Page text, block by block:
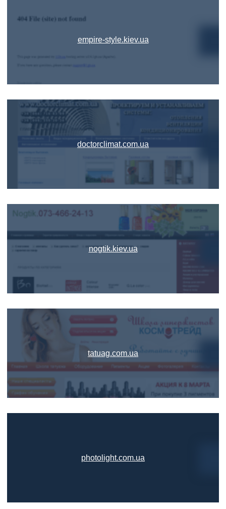
empire-style.kiev.ua
doctorclimat.com.ua
nogtik.kiev.ua
tatuag.com.ua
photolight.com.ua